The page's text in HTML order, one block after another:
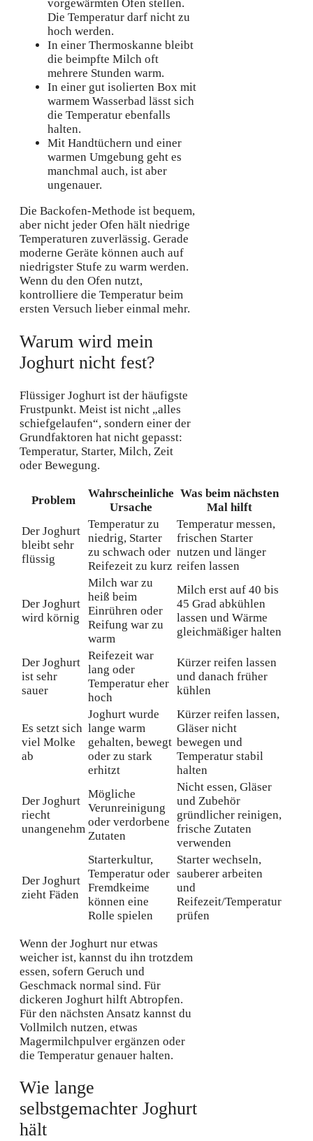
vorgewärmten Ofen stellen.
Die Temperatur darf nicht zu
hoch werden.
In einer Thermoskanne bleibt
die beimpfte Milch oft
mehrere Stunden warm.
In einer gut isolierten Box mit
warmem Wasserbad lässt sich
die Temperatur ebenfalls
halten.
Mit Handtüchern und einer
warmen Umgebung geht es
manchmal auch, ist aber
ungenauer.
Die Backofen-Methode ist bequem,
aber nicht jeder Ofen hält niedrige
Temperaturen zuverlässig. Gerade
moderne Geräte können auch auf
niedrigster Stufe zu warm werden.
Wenn du den Ofen nutzt,
kontrolliere die Temperatur beim
ersten Versuch lieber einmal mehr.
Warum wird mein
Joghurt nicht fest?
Flüssiger Joghurt ist der häufigste
Frustpunkt. Meist ist nicht „alles
schiefgelaufen“, sondern einer der
Grundfaktoren hat nicht gepasst:
Temperatur, Starter, Milch, Zeit
oder Bewegung.
Problem
Wahrscheinliche
Ursache
Was beim nächsten
Mal hilft
Der Joghurt
bleibt sehr
flüssig
Temperatur zu
niedrig, Starter
zu schwach oder
Reifezeit zu kurz
Temperatur messen,
frischen Starter
nutzen und länger
reifen lassen
Der Joghurt
wird körnig
Milch war zu
heiß beim
Einrühren oder
Reifung war zu
warm
Milch erst auf 40 bis
45 Grad abkühlen
lassen und Wärme
gleichmäßiger halten
Der Joghurt
ist sehr
sauer
Reifezeit war
lang oder
Temperatur eher
hoch
Kürzer reifen lassen
und danach früher
kühlen
Es setzt sich
viel Molke
ab
Joghurt wurde
lange warm
gehalten, bewegt
oder zu stark
erhitzt
Kürzer reifen lassen,
Gläser nicht
bewegen und
Temperatur stabil
halten
Der Joghurt
riecht
unangenehm
Mögliche
Verunreinigung
oder verdorbene
Zutaten
Nicht essen, Gläser
und Zubehör
gründlicher reinigen,
frische Zutaten
verwenden
Der Joghurt
zieht Fäden
Starterkultur,
Temperatur oder
Fremdkeime
können eine
Rolle spielen
Starter wechseln,
sauberer arbeiten
und
Reifezeit/Temperatur
prüfen
Wenn der Joghurt nur etwas
weicher ist, kannst du ihn trotzdem
essen, sofern Geruch und
Geschmack normal sind. Für
dickeren Joghurt hilft Abtropfen.
Für den nächsten Ansatz kannst du
Vollmilch nutzen, etwas
Magermilchpulver ergänzen oder
die Temperatur genauer halten.
Wie lange
selbstgemachter Joghurt
hält